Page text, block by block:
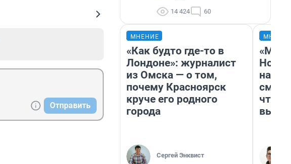
Отправить
14 424 60
МНЕНИЕ
«Как будто где-то в
Лондоне»: журналист
из Омска — о том,
почему Красноярск
круче его родного
города
Сергей Энквист
«Мы